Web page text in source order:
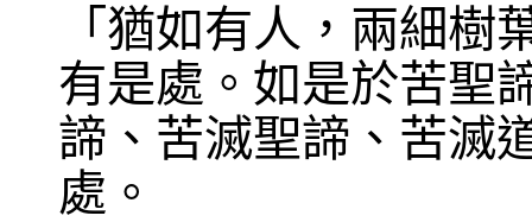
「猶如有人，兩細
有是處。如是於苦聖
諦、苦滅聖諦、苦滅
處。